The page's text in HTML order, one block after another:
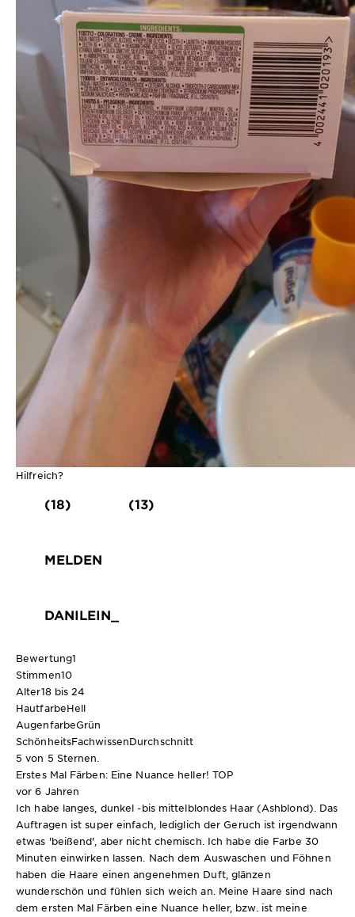
Hilfreich?
(18) (13)
MELDEN
DANILEIN_
Bewertung1
Stimmen10
Alter18 bis 24
HautfarbeHell
AugenfarbeGrün
SchönheitsFachwissenDurchschnitt
5 von 5 Sternen.
Erstes Mal Färben: Eine Nuance heller! TOP
vor 6 Jahren
Ich habe langes, dunkel -bis mittelblondes Haar (Ashblond). Das
Auftragen ist super einfach, lediglich der Geruch ist irgendwann
etwas 'beißend', aber nicht chemisch. Ich habe die Farbe 30
Minuten einwirken lassen. Nach dem Auswaschen und Föhnen
haben die Haare einen angenehmen Duft, glänzen
wunderschön und fühlen sich weich an. Meine Haare sind nach
dem ersten Mal Färben eine Nuance heller, bzw. ist meine